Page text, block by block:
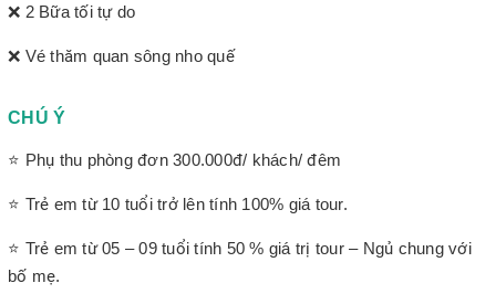
❌ 2 Bữa tối tự do
❌ Vé thăm quan sông nho quế
CHÚ Ý
⭐ Phụ thu phòng đơn 300.000đ/ khách/ đêm
⭐ Trẻ em từ 10 tuổi trở lên tính 100% giá tour.
⭐ Trẻ em từ 05 – 09 tuổi tính 50 % giá trị tour – Ngủ chung với
bố mẹ.